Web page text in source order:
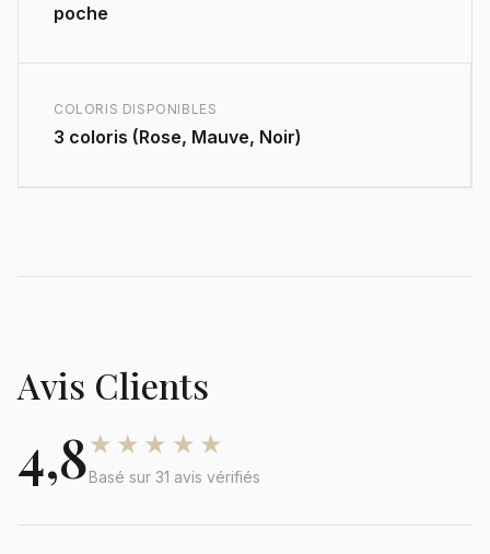
poche
COLORIS DISPONIBLES
3 coloris (Rose, Mauve, Noir)
Avis Clients
4,8★★★★★
Basé sur 31 avis vérifiés